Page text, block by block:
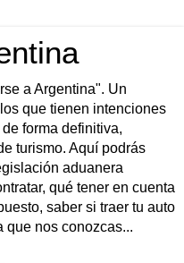
a Argentina". Un
que tienen intenciones
forma definitiva,
turismo. Aquí podrás
aduanera
qué tener en cuenta
saber si traer tu auto
que nos conozcas...